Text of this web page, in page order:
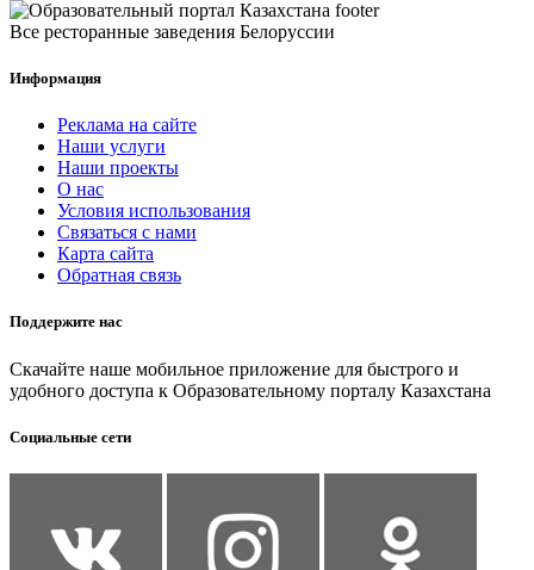
Все ресторанные заведения Белоруссии
Информация
Реклама на сайте
Наши услуги
Наши проекты
О нас
Условия использования
Связаться с нами
Карта сайта
Обратная связь
Поддержите нас
Скачайте наше мобильное приложение для быстрого и
удобного доступа к Образовательному порталу Казахстана
Социальные сети